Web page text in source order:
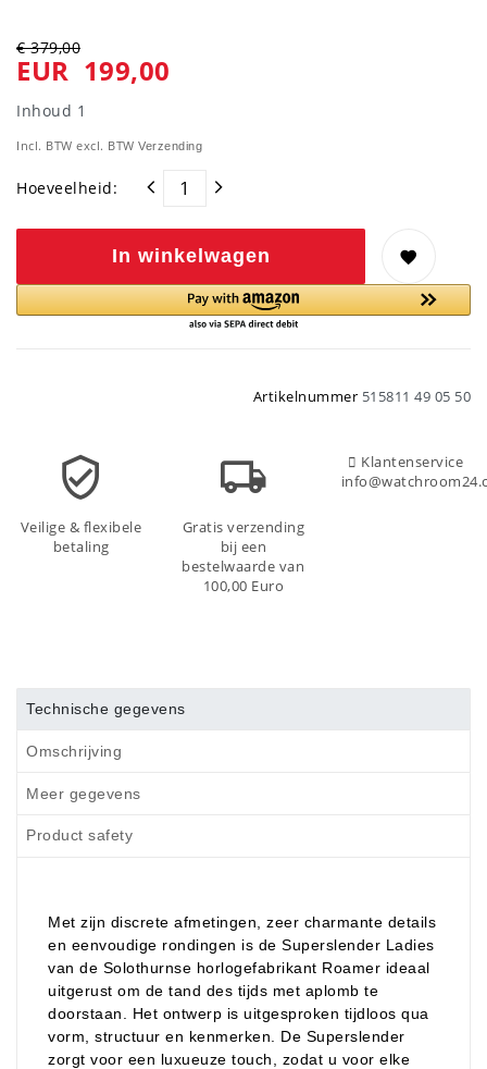
€ 379,00
EUR 199,00
Inhoud 1
Incl. BTW excl. BTW Verzending
Hoeveelheid:
In winkelwagen
Artikelnummer 515811 49 05 50
Veilige & flexibele
betaling
Gratis verzending
bij een
bestelwaarde van
100,00 Euro
Klantenservice
Technische gegevens
Omschrijving
Meer gegevens
Product safety
Met zijn discrete afmetingen, zeer charmante details
en eenvoudige rondingen is de Superslender Ladies
van de Solothurnse horlogefabrikant Roamer ideaal
uitgerust om de tand des tijds met aplomb te
doorstaan. Het ontwerp is uitgesproken tijdloos qua
vorm, structuur en kenmerken. De Superslender
zorgt voor een luxueuze touch, zodat u voor elke